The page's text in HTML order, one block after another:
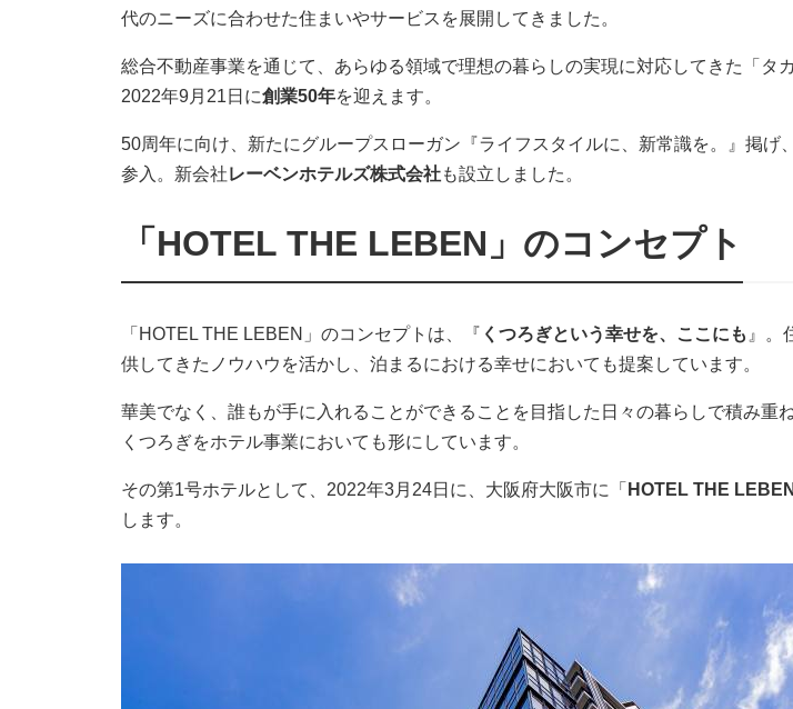
代のニーズに合わせた住まいやサービスを展開してきました。
総合不動産事業を通じて、あらゆる領域で理想の暮らしの実現に対応してきた「タ
2022年9月21日に創業50年を迎えます。
50周年に向け、新たにグループスローガン『ライフスタイルに、新常識を。』掲げ
参入。新会社レーベンホテルズ株式会社も設立しました。
「HOTEL THE LEBEN」のコンセプト
「HOTEL THE LEBEN」のコンセプトは、『 くつろぎという幸せを、ここにも 』。
供してきたノウハウを活かし、泊まるにおける幸せにおいても提案しています。
華美でなく、誰もが手に入れることができることを目指した日々の暮らしで積み重
くつろぎをホテル事業においても形にしています。
その第1号ホテルとして、2022年3月24日に、大阪府大阪市に「 HOTEL THE
します。